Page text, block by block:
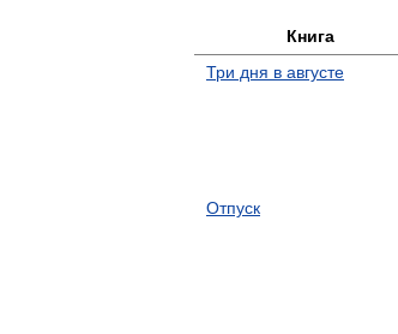
Книга
Три дня в августе
Отпуск